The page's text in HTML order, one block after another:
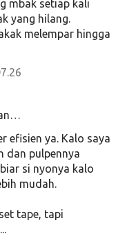
mbak setiap kali
yang hilang.
melempar hingga
efisien ya. Kalo saya
dan pulpennya
si nyonya kalo
mudah.
tape, tapi